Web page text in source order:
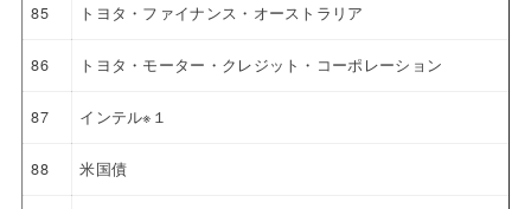
85 トヨタ・ファイナンス・オーストラリア
86 トヨタ・モーター・クレジット・コーポレーション
87 インテル※１
88 米国債